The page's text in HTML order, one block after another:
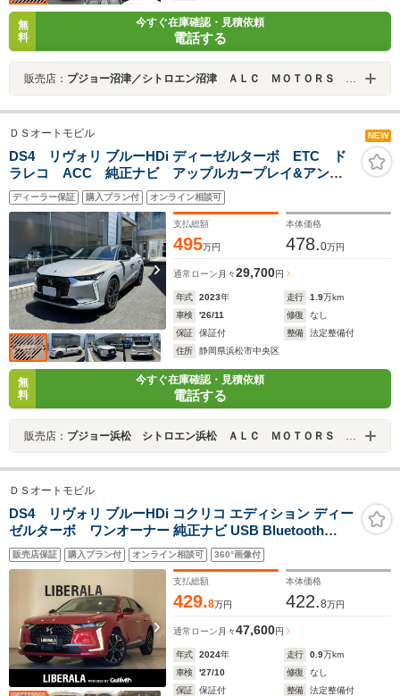
無
料
今すぐ在庫確認・見積依頼
電話する
販売店： プジョー沼津／シトロエン沼津 ＡＬＣ ＭＯＴＯＲＳ ＧＲＯＵＰ
ＤＳオートモビル NEW
DS4 リヴォリ ブルーHDi ディーゼルターボ ETC ド
ラレコ ACC 純正ナビ アップルカープレイ&アンド
ロイドオート対応 LEDヘッドライト シートヒータ
ー ステアリングヒーター 19インチAW 電動リアゲー
ト
ディーラー保証 購入プラン付 オンライン相談可
支払総額
495万円
本体価格
478.0万円
通常ローン 月々29,700円
年式 2023年 走行 1.9万km
車検
'26/11 修復
なし
保証
保証付 整備
法定整備付
住所
静岡県浜松市中央区
無
料
今すぐ在庫確認・見積依頼
電話する
販売店： プジョー浜松 シトロエン浜松 ＡＬＣ ＭＯＴＯＲＳ ＧＲＯＵＰ
ＤＳオートモビル
DS4 リヴォリ ブルーHDi コクリコ エディション ディー
ゼルターボ ワンオーナー 純正ナビ USB Bluetooth
AppleCarPlay ETC 360度カメラ バックカメラ パーキン
グセンサー リアクロストラフィックアラート レーンキー
プアシスト アクティブセーフティブレーキ 純正19インチ
アルミ
販売店保証 購入プラン付 オンライン相談可 360°画像付
支払総額
429.8万円
本体価格
422.8万円
通常ローン 月々47,600円
年式 2024年 走行 0.9万km
車検
'27/10 修復
なし
保証
保証付 整備
法定整備付